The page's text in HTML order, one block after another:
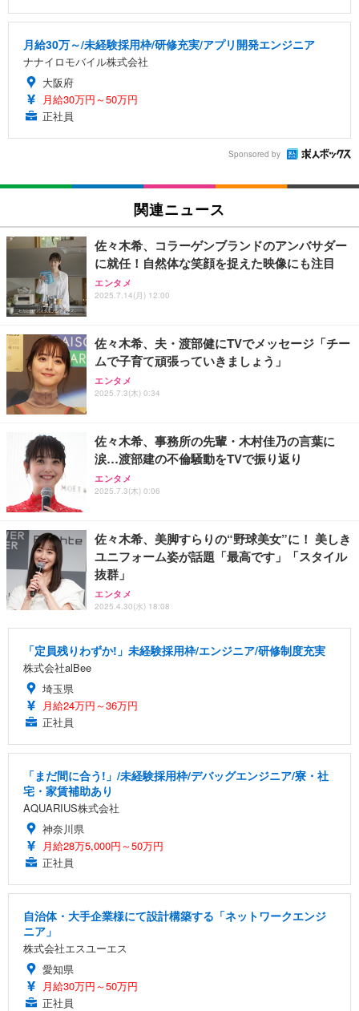
月給30万～/未経験採用枠/研修充実/アプリ開発エンジニア
ナナイロモバイル株式会社
大阪府
月給30万円～50万円
正社員
Sponsored by
関連ニュース
佐々木希、コラーゲンブランドのアンバサダー
に就任！自然体な笑顔を捉えた映像にも注目
エンタメ
2025.7.14(月) 12:00
佐々木希、夫・渡部健にTVでメッセージ「チー
ムで子育て頑張っていきましょう」
エンタメ
2025.7.3(木) 0:34
佐々木希、事務所の先輩・木村佳乃の言葉に
涙…渡部建の不倫騒動をTVで振り返り
エンタメ
2025.7.3(木) 0:06
佐々木希、美脚すらりの“野球美女”に！ 美しき
ユニフォーム姿が話題「最高です」「スタイル
抜群」
エンタメ
2025.4.30(水) 18:08
「定員残りわずか!」未経験採用枠/エンジニア/研修制度充実
株式会社alBee
埼玉県
月給24万円～36万円
正社員
「まだ間に合う!」/未経験採用枠/デバッグエンジニア/寮・社
宅・家賃補助あり
AQUARIUS株式会社
神奈川県
月給28万5,000円～50万円
正社員
自治体・大手企業様にて設計構築する「ネットワークエンジ
ニア」
株式会社エスユーエス
愛知県
月給30万円～50万円
正社員